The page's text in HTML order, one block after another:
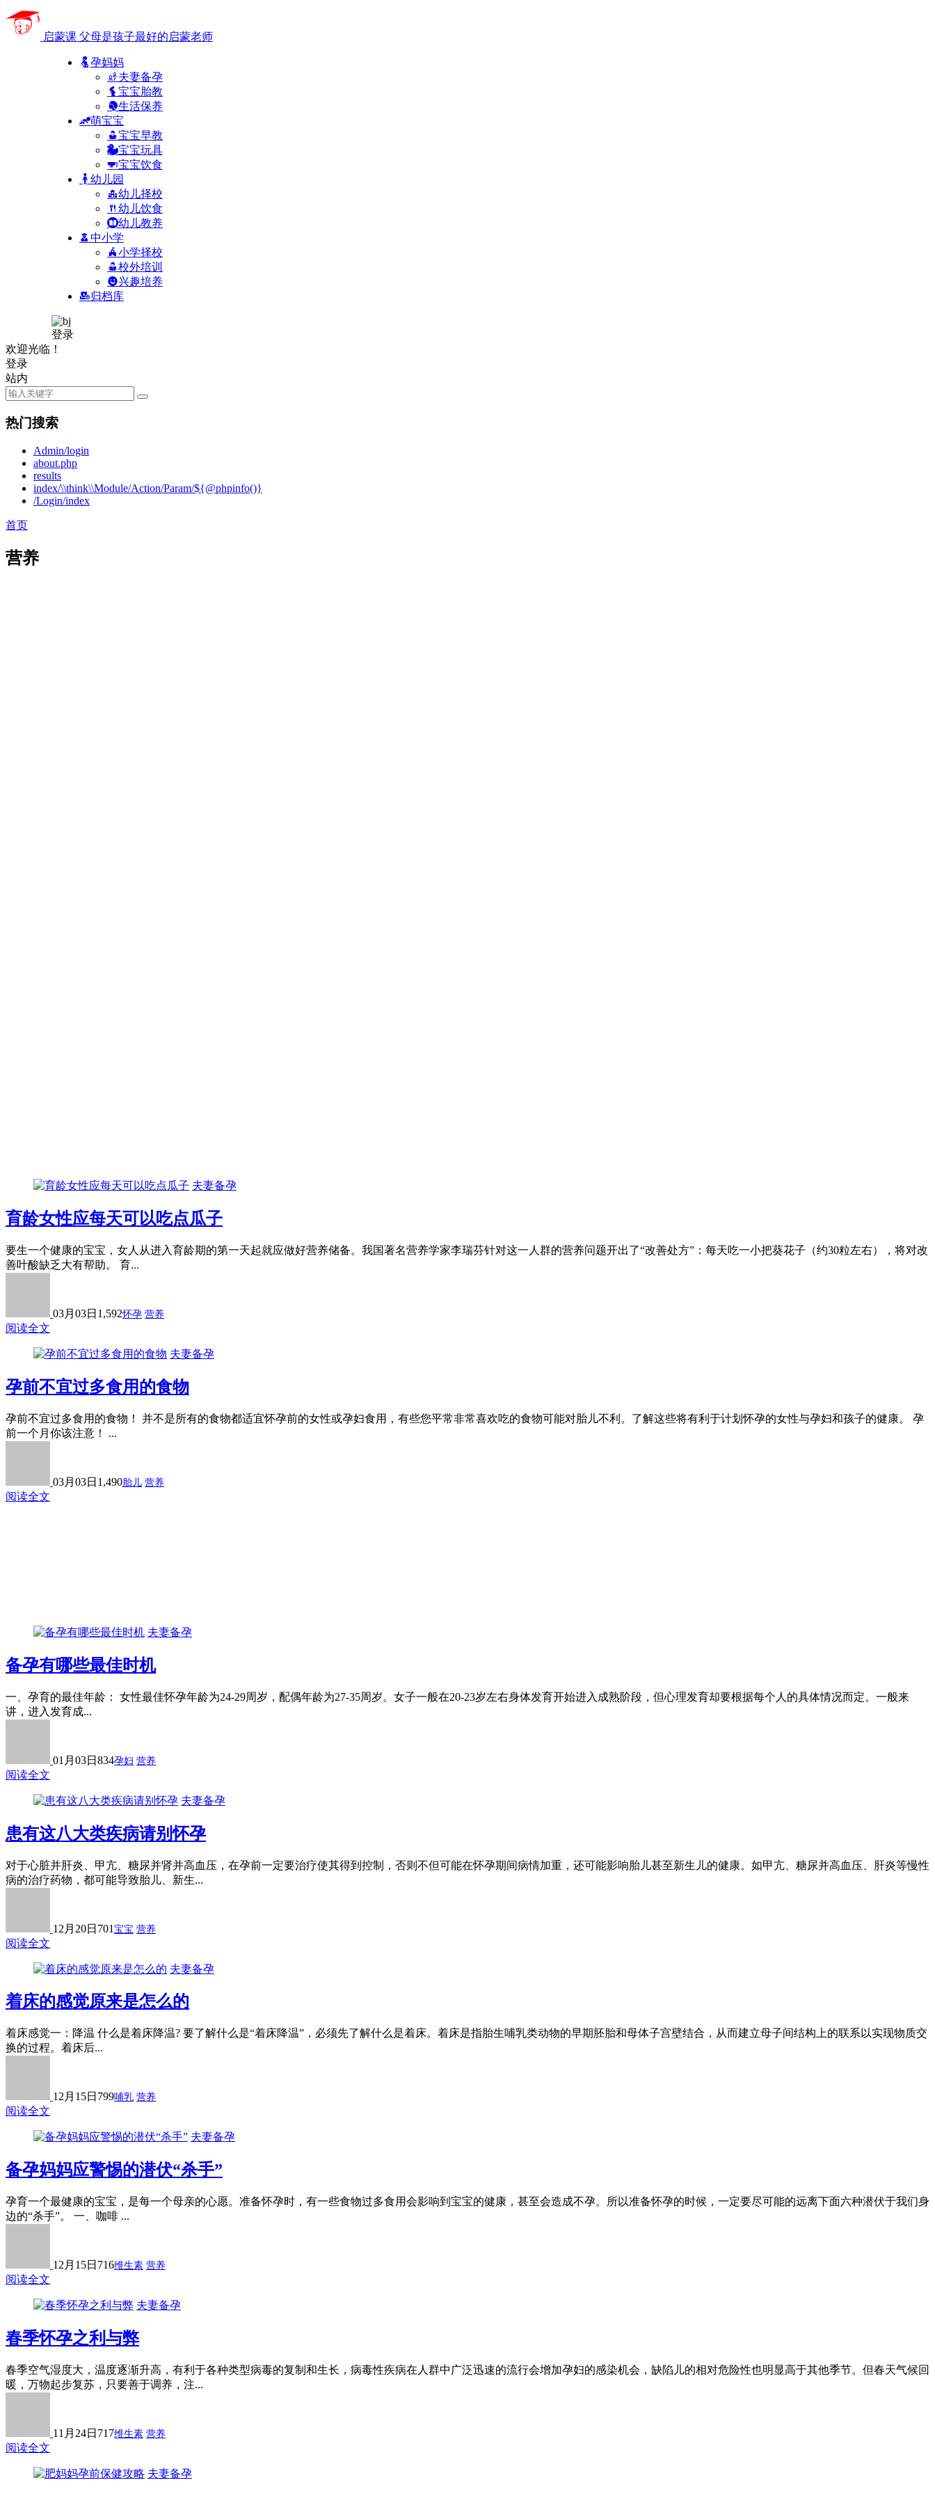
启蒙课 父母是孩子最好的启蒙老师
孕妈妈
夫妻备孕
宝宝胎教
生活保养
萌宝宝
宝宝早教
宝宝玩具
宝宝饮食
幼儿园
幼儿择校
幼儿饮食
幼儿教养
中小学
小学择校
校外培训
兴趣培养
归档库
登录
欢迎光临！
登录
站内
热门搜索
Admin/login
about.php
results
index/\\think\\Module/Action/Param/${@phpinfo()}
/Login/index
首页
营养
夫妻备孕
育龄女性应每天可以吃点瓜子
要生一个健康的宝宝，女人从进入育龄期的第一天起就应做好营养储备。我国著名营养学家李瑞芬针对这一人群的营养问题开出了“改善处方”：每天吃一小把葵花子（约30粒左右），将对改
善叶酸缺乏大有帮助。 育...
03月03日 1,592怀孕 营养
阅读全文
夫妻备孕
孕前不宜过多食用的食物
孕前不宜过多食用的食物！ 并不是所有的食物都适宜怀孕前的女性或孕妇食用，有些您平常非常喜欢吃的食物可能对胎儿不利。了解这些将有利于计划怀孕的女性与孕妇和孩子的健康。 孕
前一个月你该注意！ ...
03月03日 1,490胎儿 营养
阅读全文
夫妻备孕
备孕有哪些最佳时机
一、孕育的最佳年龄： 女性最佳怀孕年龄为24-29周岁，配偶年龄为27-35周岁。女子一般在20-23岁左右身体发育开始进入成熟阶段，但心理发育却要根据每个人的具体情况而定。一般来
讲，进入发育成...
01月03日 834孕妇 营养
阅读全文
夫妻备孕
患有这八大类疾病请别怀孕
对于心脏并肝炎、甲亢、糖尿并肾并高血压，在孕前一定要治疗使其得到控制，否则不但可能在怀孕期间病情加重，还可能影响胎儿甚至新生儿的健康。如甲亢、糖尿并高血压、肝炎等慢性
病的治疗药物，都可能导致胎儿、新生...
12月20日 701 宝宝 营养
阅读全文
夫妻备孕
着床的感觉原来是怎么的
着床感觉一：降温 什么是着床降温? 要了解什么是“着床降温”，必须先了解什么是着床。着床是指胎生哺乳类动物的早期胚胎和母体子宫壁结合，从而建立母子间结构上的联系以实现物质交
换的过程。着床后...
12月15日 799哺乳 营养
阅读全文
夫妻备孕
备孕妈妈应警惕的潜伏“杀手”
孕育一个最健康的宝宝，是每一个母亲的心愿。准备怀孕时，有一些食物过多食用会影响到宝宝的健康，甚至会造成不孕。所以准备怀孕的时候，一定要尽可能的远离下面六种潜伏于我们身
边的“杀手”。 一、咖啡 ...
12月15日 716维生素 营养
阅读全文
夫妻备孕
春季怀孕之利与弊
春季空气湿度大，温度逐渐升高，有利于各种类型病毒的复制和生长，病毒性疾病在人群中广泛迅速的流行会增加孕妇的感染机会，缺陷儿的相对危险性也明显高于其他季节。但春天气候回
暖，万物起步复苏，只要善于调养，注...
11月24日 717维生素 营养
阅读全文
夫妻备孕